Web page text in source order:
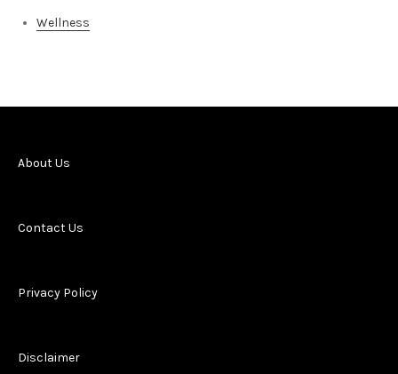
Wellness
About Us
Contact Us
Privacy Policy
Disclaimer